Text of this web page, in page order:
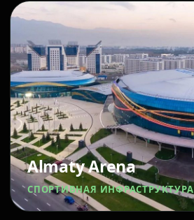
Almaty Arena
СПОРТИВНАЯ ИНФРАСТРУКТУРА